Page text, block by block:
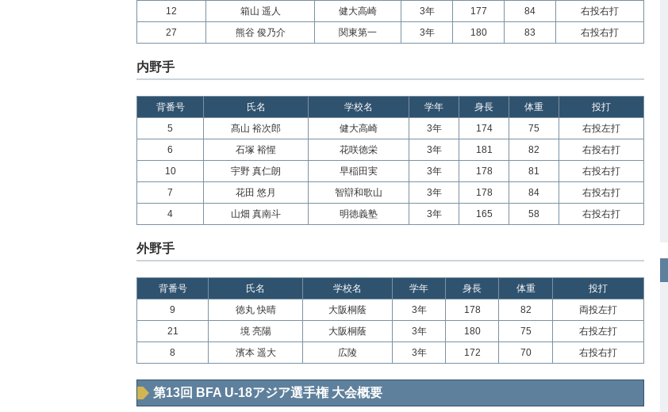
12
箱山 遥人 健大高崎 3年 177 84
右投右打
27
熊谷 俊乃介 関東第一 3年 180 83 右投右打
内野手
背番号 氏名 学校名 学年 身長 体重
投打
5
髙山 裕次郎 健大高崎 3年 174 75
右投左打
6
石塚 裕惺 花咲徳栄 3年 181 82
右投右打
10
宇野 真仁朗 早稲田実 3年 178 81
右投右打
7
花田 悠月 智辯和歌山 3年 178 84
右投右打
4
山畑 真南斗 明徳義塾 3年 165 58 右投右打
外野手
背番号 氏名 学校名 学年 身長 体重
投打
9
徳丸 快晴 大阪桐蔭 3年 178 82
両投左打
21
境 亮陽 大阪桐蔭 3年 180 75
右投左打
8
濱本 遥大 広陵 3年 172 70 右投右打
第13回 BFA U-18アジア選手権 大会概要